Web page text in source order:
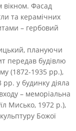
вікном. Фасад
та керамічних
– гербовий
плануючи
передав будівлю
(1872-1935 рр.),
у будинку діяла
– меморіальна
Мисько, 1972 р.),
Божої